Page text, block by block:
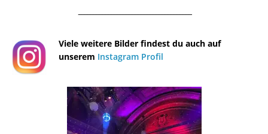
¯¯¯¯¯¯¯¯¯¯¯¯¯¯¯¯¯¯¯¯¯¯¯¯¯¯¯¯¯¯¯¯¯¯¯¯¯¯
Viele weitere Bilder findest du auch auf
unserem Instagram Profil